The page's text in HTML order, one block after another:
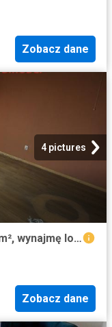
Zobacz dane
4 pictures
Lokal użytkowy, Morawica, 120.00 m², wynajmę lokal użytkowy
Zobacz dane